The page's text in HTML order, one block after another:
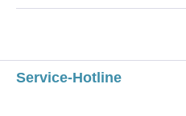
Service-Hotline